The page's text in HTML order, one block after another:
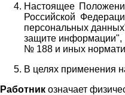
Настоящее
Российской
персональных
защите информации",
№ 188 и иных
В целях применения
Работник означает